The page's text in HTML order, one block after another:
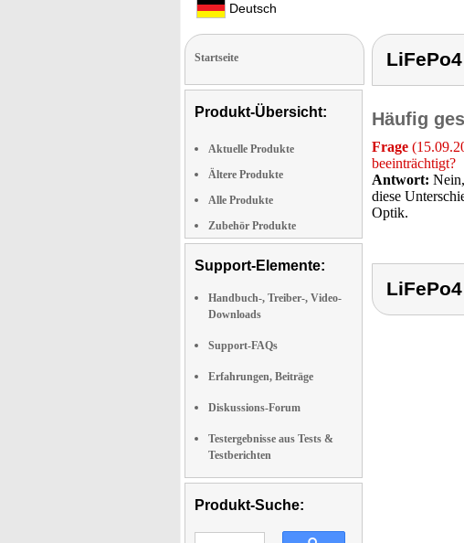
Deutsch
Startseite
Produkt-Übersicht:
Aktuelle Produkte
Ältere Produkte
Alle Produkte
Zubehör Produkte
Support-Elemente:
Handbuch-, Treiber-, Video-
Downloads
Support-FAQs
Erfahrungen, Beiträge
Diskussions-Forum
Testergebnisse aus Tests &
Testberichten
Produkt-Suche:
Häufig
Frage
beeinträchtigt?
Antwort:
diese
Optik.